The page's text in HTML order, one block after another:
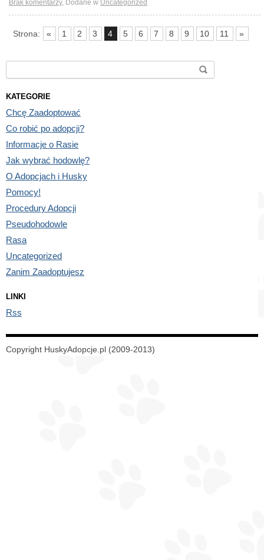
Brak komentarzy, Dodane w Uncategorized
Strona: « 1 2 3 4 5 6 7 8 9 10 11 »
KATEGORIE
Chcę Zaadoptować
Co robić po adopcji?
Informacje o Rasie
Jak wybrać hodowlę?
O Adopcjach i Husky
Pomocy!
Procedury Adopcji
Pseudohodowle
Rasa
Uncategorized
Zanim Zaadoptujesz
LINKI
Rss
Copyright HuskyAdopcje.pl (2009-2013)